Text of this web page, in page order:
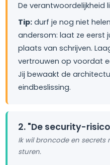
De verantwoordelijkheid
Tip:durf je nog niet
andersom: laat ze eerst
plaats van schrijven.
vertrouwen op voordat
Jij bewaakt de
eindbeslissing.
2. "De security-
Ik wil broncode en secrets
sturen.